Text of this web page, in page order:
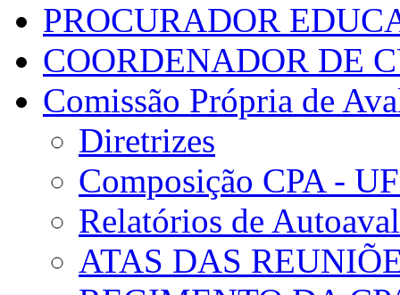
PROCURADOR
COORDENADOR DE
Comissão Própria de
Diretrizes
Composição CPA -
Relatórios de
ATAS DAS